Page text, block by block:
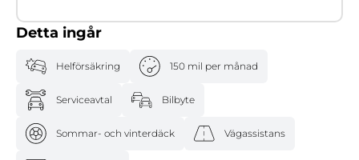
Detta ingår
Helförsäkring 150 mil per månad
Serviceavtal Bilbyte
Sommar- och vinterdäck Vägassistans